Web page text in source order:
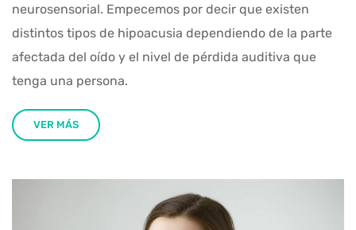
neurosensorial. Empecemos por decir que existen
distintos tipos de hipoacusia dependiendo de la parte
afectada del oído y el nivel de pérdida auditiva que
tenga una persona.
VER MÁS